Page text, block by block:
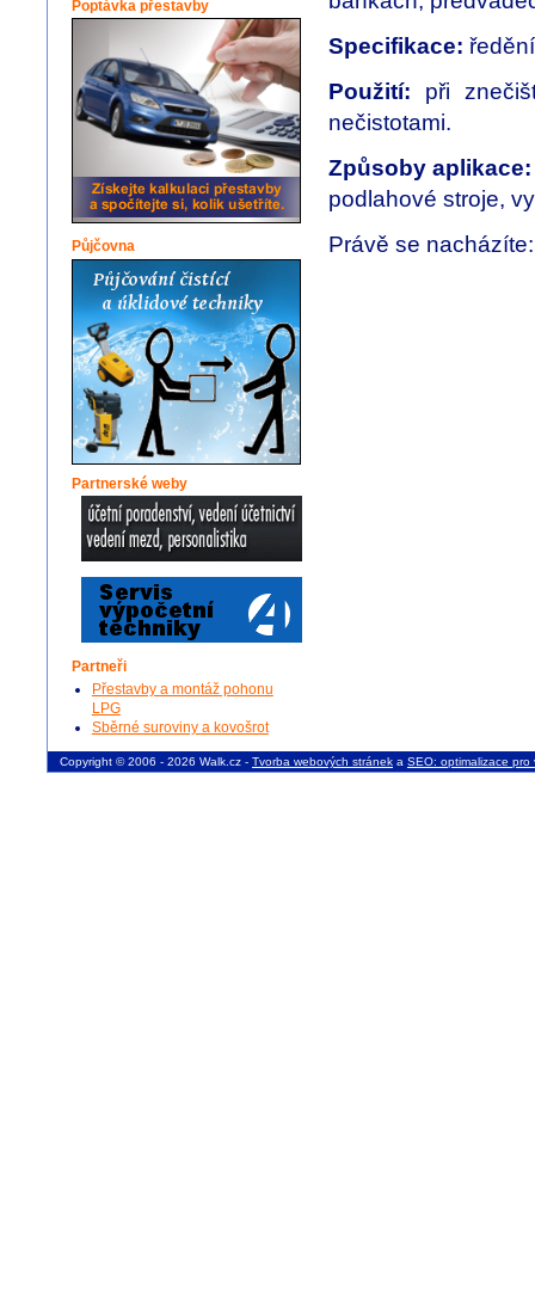
Specifikace:
Použití: při
nečistotami.
Způsoby aplikace:
podlahové stroje,
Právě se
Poptávka přestavby
Půjčovna
Partnerské weby
Partneři
Přestavby a montáž pohonu
LPG
Sběrné suroviny a kovošrot
Copyright © 2006 - 2026 Walk.cz - Tvorba webových stránek a SEO: optimalizace pro